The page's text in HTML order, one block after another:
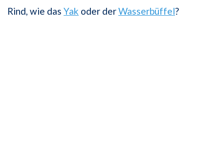
Rind, wie das Yak oder derWasserbüffel?